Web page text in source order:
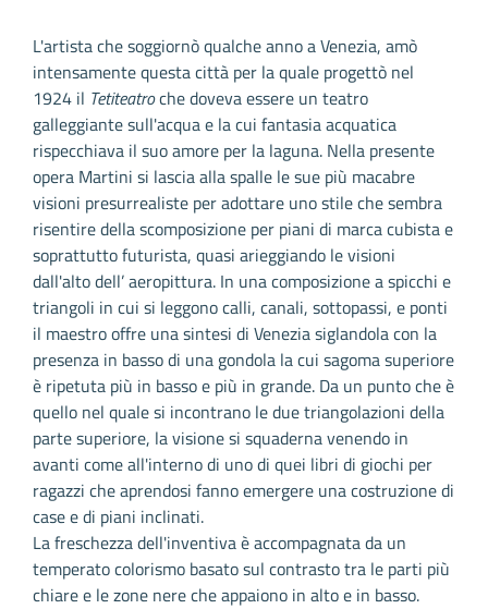
L'artista che soggiornò qualche anno a Venezia, amò
intensamente questa città per la quale progettò nel
1924 il Tetiteatroche doveva essere un teatro
galleggiante sull'acqua e la cui fantasia acquatica
rispecchiava il suo amore per la laguna. Nella presente
opera Martini si lascia alla spalle le sue più macabre
visioni presurrealiste per adottare uno stile che sembra
risentire della scomposizione per piani di marca cubista e
soprattutto futurista, quasi arieggiando le visioni
dall'alto dell’ aeropittura. In una composizione a spicchi e
triangoli in cui si leggono calli, canali, sottopassi, e ponti
il maestro offre una sintesi di Venezia siglandola con la
presenza in basso di una gondola la cui sagoma superiore
è ripetuta più in basso e più in grande. Da un punto che è
quello nel quale si incontrano le due triangolazioni della
parte superiore, la visione si squaderna venendo in
avanti come all'interno di uno di quei libri di giochi per
ragazzi che aprendosi fanno emergere una costruzione di
case e di piani inclinati.
La freschezza dell'inventiva è accompagnata da un
temperato colorismo basato sul contrasto tra le parti più
chiare e le zone nere che appaiono in alto e in basso.